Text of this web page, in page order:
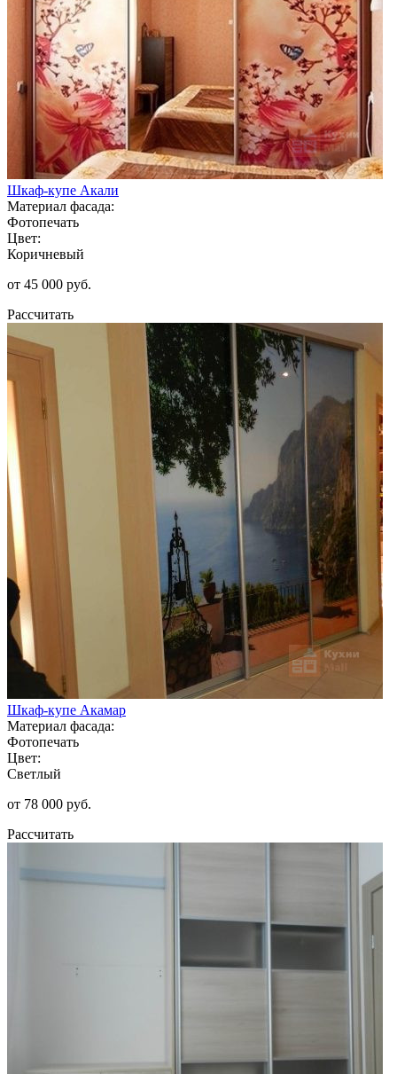
Шкаф-купе Акали
Материал фасада:
Фотопечать
Цвет:
Коричневый
от 45 000 руб.
Рассчитать
Шкаф-купе Акамар
Материал фасада:
Фотопечать
Цвет:
Светлый
от 78 000 руб.
Рассчитать